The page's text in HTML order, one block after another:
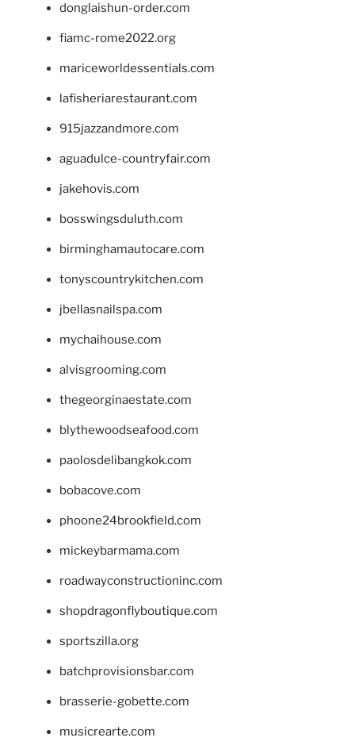
donglaishun-order.com
fiamc-rome2022.org
mariceworldessentials.com
lafisheriarestaurant.com
915jazzandmore.com
aguadulce-countryfair.com
jakehovis.com
bosswingsduluth.com
birminghamautocare.com
tonyscountrykitchen.com
jbellasnailspa.com
mychaihouse.com
alvisgrooming.com
thegeorginaestate.com
blythewoodseafood.com
paolosdelibangkok.com
bobacove.com
phoone24brookfield.com
mickeybarmama.com
roadwayconstructioninc.com
shopdragonflyboutique.com
sportszilla.org
batchprovisionsbar.com
brasserie-gobette.com
musicrearte.com